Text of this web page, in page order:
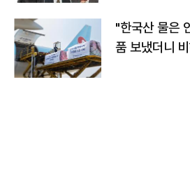
"한국산 물은
품 보냈더니